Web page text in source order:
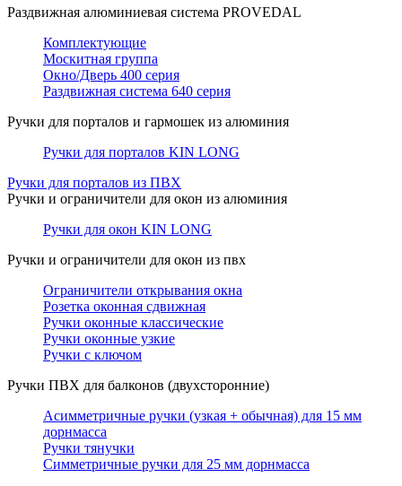
Раздвижная алюминиевая система PROVEDAL
Комплектующие
Москитная группа
Окно/Дверь 400 серия
Раздвижная система 640 серия
Ручки для порталов и гармошек из алюминия
Ручки для порталов KIN LONG
Ручки для порталов из ПВХ
Ручки и ограничители для окон из алюминия
Ручки для окон KIN LONG
Ручки и ограничители для окон из пвх
Ограничители открывания окна
Розетка оконная сдвижная
Ручки оконные классические
Ручки оконные узкие
Ручки с ключом
Ручки ПВХ для балконов (двухсторонние)
Асимметричные ручки (узкая + обычная) для 15 мм
дорнмасса
Ручки тянучки
Симметричные ручки для 25 мм дорнмасса